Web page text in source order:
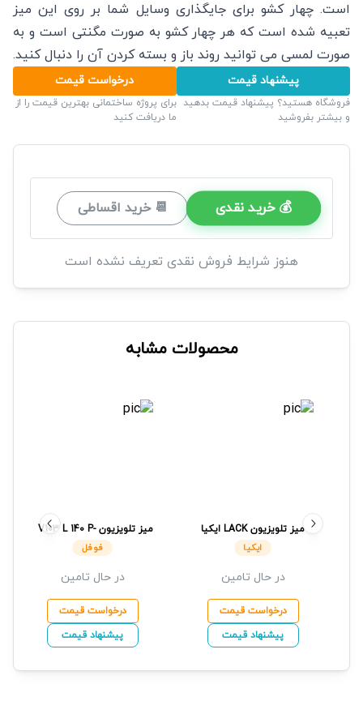
است. چهار کشو برای جایگذاری وسایل شما بر روی این میز
تعبیه شده است که هر چهار کشو به صورت مگنتی است و به
صورت لمسی می توانید روند باز و بسته کردن آن را دنبال کنید.
پیشنهاد قیمت
فروشگاه هستید؟ پیشنهاد قیمت بدهید
و بیشتر بفروشید
درخواست قیمت
برای پروژه ساختمانی بهترین قیمت را از
ما دریافت کنید
💰 خرید نقدی 📆 خرید اقساطی
هنوز شرایط فروش نقدی تعریف نشده است
محصولات مشابه
میز تلویزیون LACK ایکیا
ایکیا
در حال تامین
درخواست قیمت
پیشنهاد قیمت
میز تلویزیون V103 L 140 P-
فوفل
در حال تامین
درخواست قیمت
پیشنهاد قیمت